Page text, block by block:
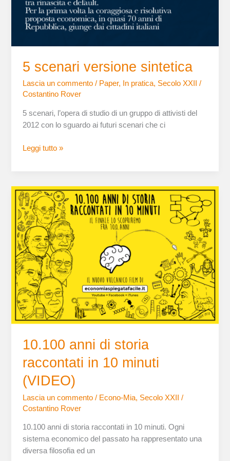
5 scenari versione sintetica
Lascia un commento / Paper, In pratica, Secolo XXII
/
Costantino Rover
5 scenari, l’opera di studio di un gruppo di attivisti del
2012 con lo sguardo ai futuri scenari che ci
Leggi tutto »
10.100 anni di storia
raccontati in 10 minuti
(VIDEO)
Lascia un commento / Econo-Mia, Secolo XXII
/
Costantino Rover
10.100 anni di storia raccontati in 10 minuti. Ogni
sistema economico del passato ha rappresentato una
diversa filosofia ed un
10.100
anni
di
storia
raccontati
in
10
minuti
(VIDEO)